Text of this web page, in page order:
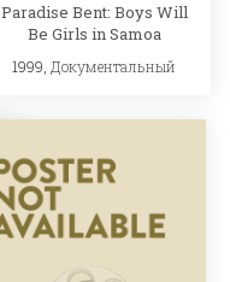
Paradise Bent: Boys Will
Be Girls in Samoa
1999,Документальный